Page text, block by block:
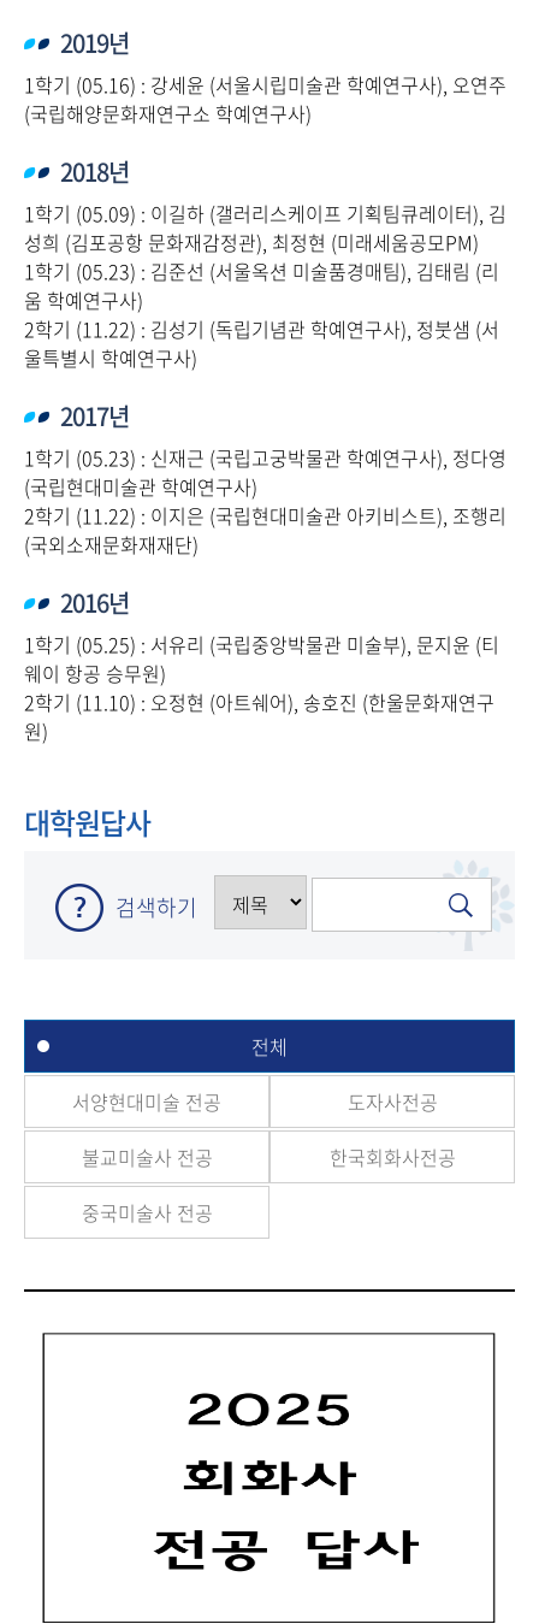
2019년
1학기 (05.16) : 강세윤 (서울시립미술관 학예연구사), 오연주
(국립해양문화재연구소 학예연구사)
2018년
1학기 (05.09) : 이길하 (갤러리스케이프 기획팀큐레이터), 김
성희 (김포공항 문화재감정관), 최정현 (미래세움공모PM)
1학기 (05.23) : 김준선 (서울옥션 미술품경매팀), 김태림 (리
움 학예연구사)
2학기 (11.22) : 김성기 (독립기념관 학예연구사), 정붓샘 (서
울특별시 학예연구사)
2017년
1학기 (05.23) : 신재근 (국립고궁박물관 학예연구사), 정다영
(국립현대미술관 학예연구사)
2학기 (11.22) : 이지은 (국립현대미술관 아키비스트), 조행리
(국외소재문화재재단)
2016년
1학기 (05.25) : 서유리 (국립중앙박물관 미술부), 문지윤 (티
웨이 항공 승무원)
2학기 (11.10) : 오정현 (아트쉐어), 송호진 (한울문화재연구
원)
대학원답사
검색하기
전체
서양현대미술 전공
도자사전공
불교미술사 전공
한국회화사전공
중국미술사 전공